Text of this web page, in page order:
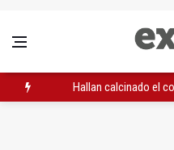
Hallan calcinado el